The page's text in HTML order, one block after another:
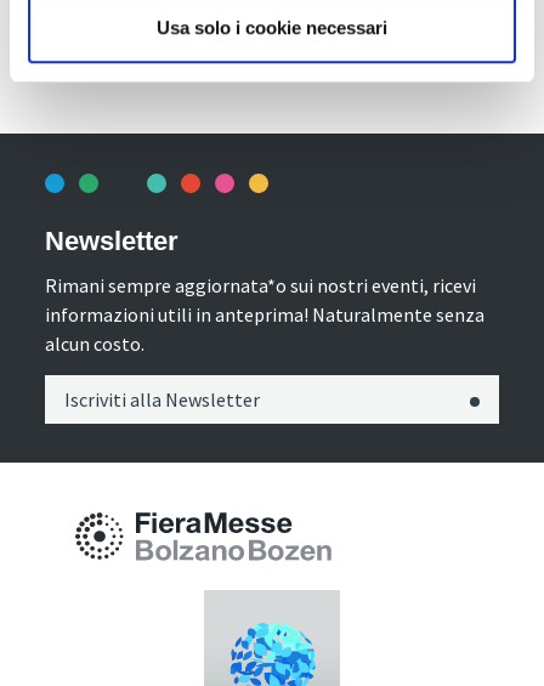
Usa solo i cookie necessari
Newsletter
Rimani sempre aggiornata*o sui nostri eventi, ricevi
informazioni utili in anteprima! Naturalmente senza
alcun costo.
Iscriviti alla Newsletter